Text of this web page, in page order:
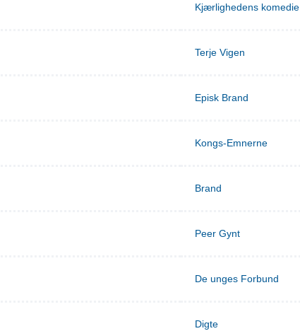
Kjærlighedens komedie
Terje Vigen
Episk Brand
Kongs-Emnerne
Brand
Peer Gynt
De unges Forbund
Digte